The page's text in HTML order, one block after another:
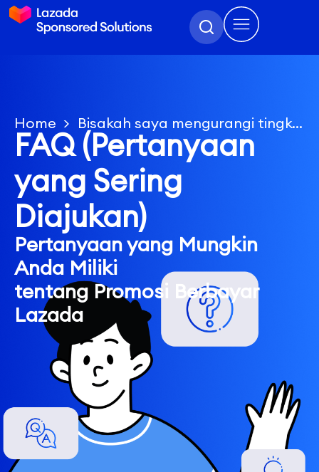
Home Bisakah saya mengurangi tingkat komisi minimum untuk seluruh toko?
FAQ (Pertanyaan
yang Sering
Diajukan)
Pertanyaan yang Mungkin
Anda Miliki
tentang Promosi Berbayar
Lazada